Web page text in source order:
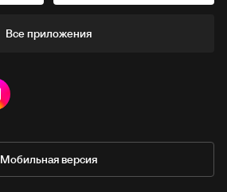
Все приложения
Мобильная версия